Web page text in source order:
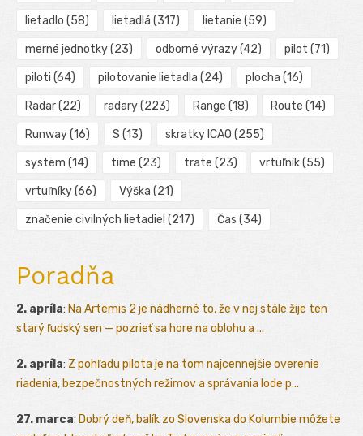
lietadlo (58) lietadlá (317) lietanie (59)
merné jednotky(23) odborné výrazy(42) pilot (71)
piloti (64) pilotovanie lietadla (24) plocha (16)
Radar(22) radary(223) Range (18) Route (14)
Runway(16) S (13) skratky ICAO (255)
system (14) time (23) trate (23) vrtuľník(55)
vrtuľníky(66) Výška (21)
značenie civilných lietadiel (217) Čas (34)
Poradňa
2. apríla: Na Artemis 2 je nádherné to, že v nej stále žije ten
starý ľudský sen — pozrieť sa hore na oblohu a ...
2. apríla: Z pohľadu pilota je na tom najcennejšie overenie
riadenia, bezpečnostných režimov a správania lode p...
27. marca: Dobrý deň, balík zo Slovenska do Kolumbie môžete